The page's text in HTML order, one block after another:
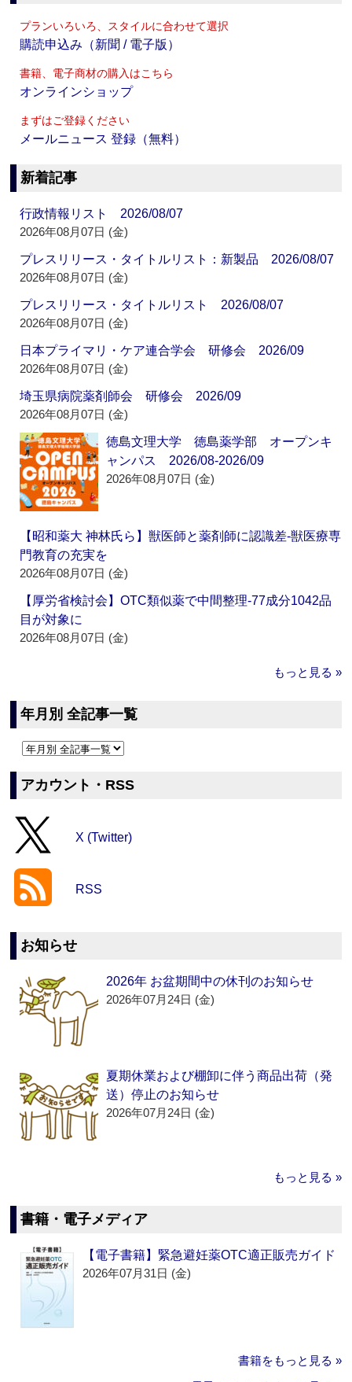
プランいろいろ、スタイルに合わせて選択
購読申込み（新聞 / 電子版）
書籍、電子商材の購入はこちら
オンラインショップ
まずはご登録ください
メールニュース 登録（無料）
新着記事
行政情報リスト 2026/08/07
2026年08月07日 (金)
プレスリリース・タイトルリスト：新製品 2026/08/07
2026年08月07日 (金)
プレスリリース・タイトルリスト 2026/08/07
2026年08月07日 (金)
日本プライマリ・ケア連合学会 研修会 2026/09
2026年08月07日 (金)
埼玉県病院薬剤師会 研修会 2026/09
2026年08月07日 (金)
徳島文理大学 徳島薬学部 オープンキ
ャンパス 2026/08-2026/09
2026年08月07日 (金)
【昭和薬大 神林氏ら】獣医師と薬剤師に認識差‐獣医療専
門教育の充実を
2026年08月07日 (金)
【厚労省検討会】OTC類似薬で中間整理‐77成分1042品
目が対象に
2026年08月07日 (金)
もっと見る »
年月別 全記事一覧
アカウント・RSS
X (Twitter)
RSS
お知らせ
2026年 お盆期間中の休刊のお知らせ
2026年07月24日 (金)
夏期休業および棚卸に伴う商品出荷（発
送）停止のお知らせ
2026年07月24日 (金)
もっと見る »
書籍・電子メディア
【電子書籍】緊急避妊薬OTC適正販売ガイド
2026年07月31日 (金)
書籍をもっと見る »